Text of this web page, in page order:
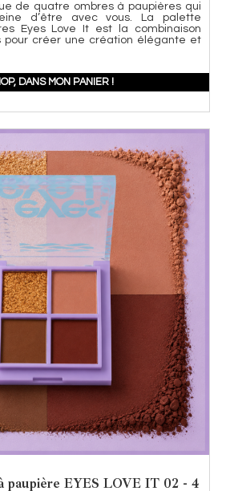
de quatre ombres à paupières qui
d’être avec vous. La palette
Eyes Love It est la combinaison
pour créer une création élégante et
DANS MON PANIER !
paupière EYES LOVE IT 02 - 4